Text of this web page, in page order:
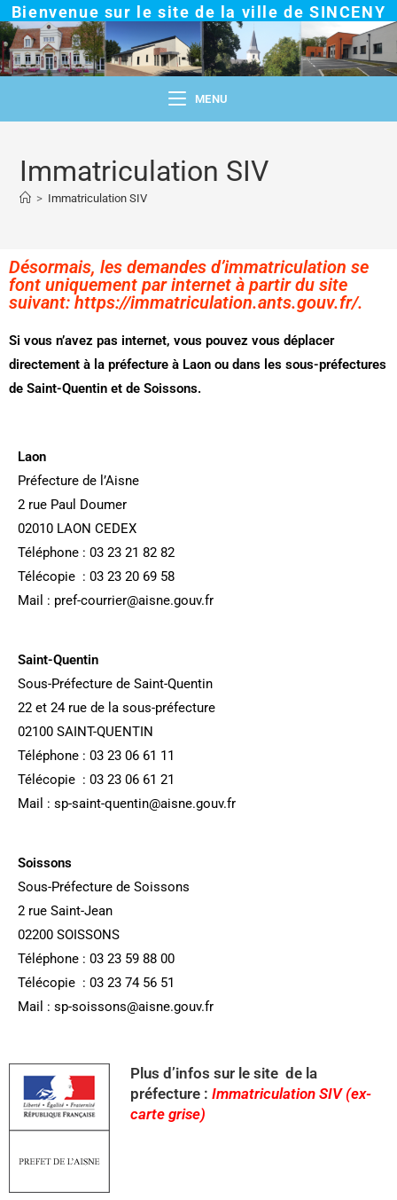
Bienvenue sur le site de la ville de SINCENY
MENU
Immatriculation SIV
> Immatriculation SIV
Désormais, les demandes d’immatriculation se
font uniquement par internet à partir du site
suivant: https://immatriculation.ants.gouv.fr/.
Si vous n’avez pas internet, vous pouvez vous déplacer
directement à la préfecture à Laon ou dans les sous-préfectures
de Saint-Quentin et de Soissons.
Laon
Préfecture de l’Aisne
2 rue Paul Doumer
02010 LAON CEDEX
Téléphone : 03 23 21 82 82
Télécopie : 03 23 20 69 58
Mail : pref-courrier@aisne.gouv.fr
Saint-Quentin
Sous-Préfecture de Saint-Quentin
22 et 24 rue de la sous-préfecture
02100 SAINT-QUENTIN
Téléphone : 03 23 06 61 11
Télécopie : 03 23 06 61 21
Mail : sp-saint-quentin@aisne.gouv.fr
Soissons
Sous-Préfecture de Soissons
2 rue Saint-Jean
02200 SOISSONS
Téléphone : 03 23 59 88 00
Télécopie : 03 23 74 56 51
Mail : sp-soissons@aisne.gouv.fr
Plus d’infos sur le site de la
préfecture : Immatriculation SIV (ex-
carte grise)